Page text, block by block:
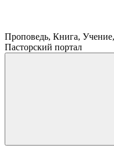
Проповедь, Книга,
Пасторский портал